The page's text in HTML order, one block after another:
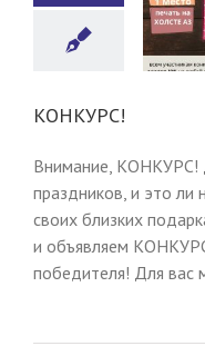
КОНКУРС!
Внимание, КОНКУРС!
праздников, и это ли
своих близких
и объявляем
победителя! Для вас